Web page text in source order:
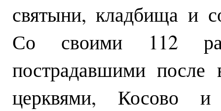
святыни, кладбища и
Со своими 112
пострадавшими
церквями, Косово